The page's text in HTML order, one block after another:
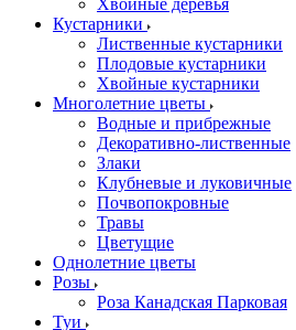
Хвойные деревья
Кустарники
Лиственные кустарники
Плодовые кустарники
Хвойные кустарники
Многолетние цветы
Водные и прибрежные
Декоративно-лиственные
Злаки
Клубневые и луковичные
Почвопокровные
Травы
Цветущие
Однолетние цветы
Розы
Роза Канадская Парковая
Туи